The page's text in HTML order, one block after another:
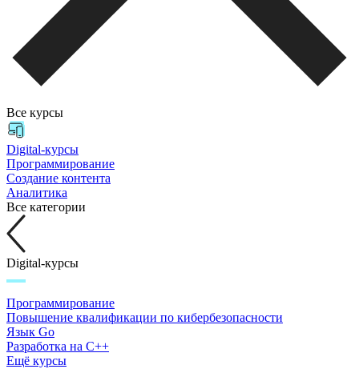
Все курсы
Digital-курсы
Программирование
Создание контента
Аналитика
Все категории
Digital-курсы
Программирование
Повышение квалификации по кибербезопасности
Язык Go
Разработка на C++
Ещё курсы